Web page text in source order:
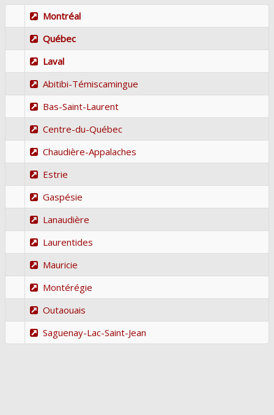
Montréal
Québec
Laval
Abitibi-Témiscamingue
Bas-Saint-Laurent
Centre-du-Québec
Chaudière-Appalaches
Estrie
Gaspésie
Lanaudière
Laurentides
Mauricie
Montérégie
Outaouais
Saguenay-Lac-Saint-Jean